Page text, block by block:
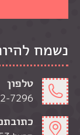
נשמח
טלפון
7296